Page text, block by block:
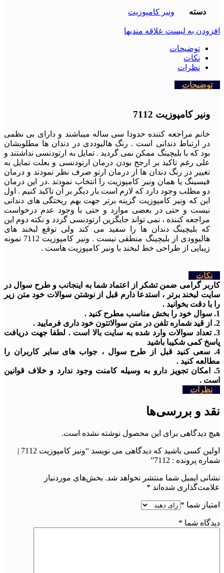
دسته ونیر کامپوزیت
افزودن به لیست علاقه مندیها
توضیحات
نکات
نظرات
توضیحات
ونیر کامپوزیت 7112
خانم مراجعه کننده حدودا سی ساله میباشند و دارای بی نظمی
در ارتباط دندانی است . رنگ هالیوددی در دندان ها مطلوبشان
بود که با بلیچینگ ممکن نمی گردید . تمایل به ارتودنسی نداشتند و
علی رغم تاکید بر ارجح بودن درمان ارتودنسی و بعلت تمایل به
تغییر در رنگ دندان ها از درمان ارتو صرف نظر نمودند و درمان
فیسینگ یا همان ونیر کامپوزیت را انتخاب نمودند .در این درمان
دو مطلب وجود دارد که لازم است بار دیگر بر آن تاکید کنیم . اول
این که ونیر کامپوزیت گزینه برتر جهت بهم ریختگی های دندانی
نیست و حتی در بعضی موارد و حتی با وجود عدم درخواست
مراجعه کننده ، نمی تواند جایگزین ارتودنسی گردد و نکته دوم این
که بلیچینگ دندان ها را سفید می کند ولی توقع لبخند های
هالیوودی از بلیچینگ منطقی نیست . ونیر کامپوزیت 7112 نمونه
زیبایی از طراحی خط لبخند با ونیر کامپوزیت هاست .
نکات
کاربر گرامی ضمن تشکر از اعتماد شما به اینجانب و طرح سوال در
سایت لبخند برتر ، استدعا دارم قبل از نوشتن سوالات خود متن زیر
را با دقت بخوانید .
1. سوال خود را بخش مناسب مطرح کنید .
2. از قید شماره تلفن در متن سوالاتتون خود داری فرمایید .
3. تعداد سوالات وارد شده به سایت بالا است . لطفا جهت دریافت
پاسخ کمی شکیبا باشید
4. سعی کنید قبل از طرح سوال ، جواب های سایر کاربران را
مطالعه کنید .
5. امکان تجویز دارو به وسیله کامنت وجود ندارد و خلاف قوانین
است .
نظرات
نقد و بررسی‌ها
هیچ دیدگاهی برای این محصول نوشته نشده است.
اولین کسی باشید که دیدگاهی می نویسد “ونیر کامپوزیت 7112 |
شماره پرونده : 7112”
نشانی ایمیل شما منتشر نخواهد شد. بخش‌های موردنیاز
علامت‌گذاری شده‌اند *
امتیاز شما *
دیدگاه شما *